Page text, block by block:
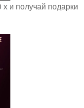
и получай подарки